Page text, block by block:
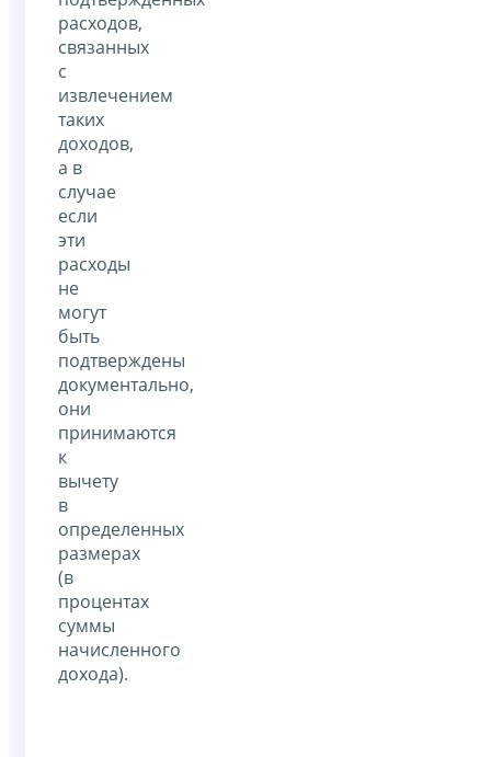
расходов,
связанных
с
извлечением
таких
доходов,
а в
случае
если
эти
расходы
не
могут
быть
подтверждены
документально,
они
принимаются
к
вычету
в
определенных
размерах
(в
процентах
суммы
начисленного
дохода).